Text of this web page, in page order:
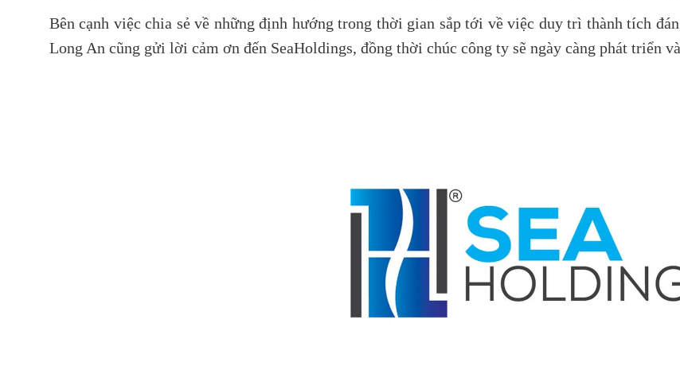
Bên cạnh việc chia sẻ về những định hướng trong thời gian sắp tới về việc duy trì thành tích
Long An cũng gửi lời cảm ơn đến SeaHoldings, đồng thời chúc công ty sẽ ngày càng phát triển